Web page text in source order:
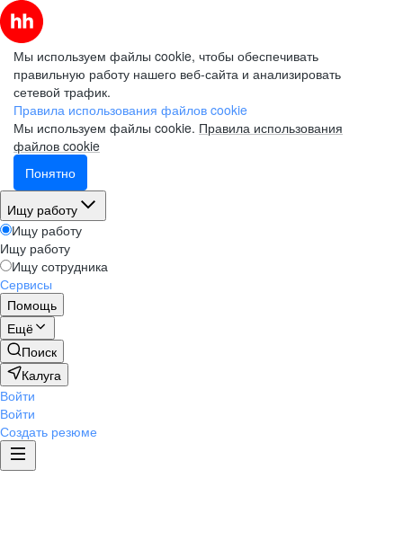
Мы используем файлы cookie, чтобы обеспечивать
правильную работу нашего веб-сайта и анализировать
сетевой трафик.
Правила использования файлов cookie
Мы используем файлы cookie. Правила использования
файлов cookie
Понятно
Ищу работу
Ищу работу
Ищу работу
Ищу сотрудника
Сервисы
Помощь
Ещё
Поиск
Калуга
Войти
Войти
Создать резюме